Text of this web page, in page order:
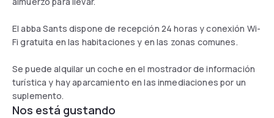
El abba Sants dispone de recepción 24 horas y conexión Wi-
Fi gratuita en las habitaciones y en las zonas comunes.
Se puede alquilar un coche en el mostrador de información
turística y hay aparcamiento en las inmediaciones por un
suplemento.
Nos está gustando